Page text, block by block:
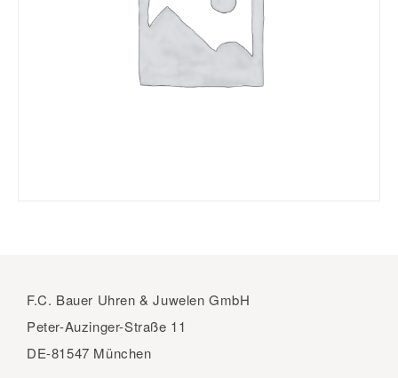
F.C. Bauer Uhren & Juwelen GmbH
Peter-Auzinger-Straße 11
DE-81547 München